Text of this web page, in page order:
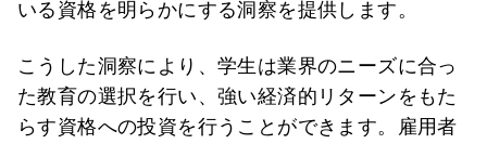
いる資格を明らかにする洞察を提供します。
こうした洞察により、学生は業界のニーズに合っ
た教育の選択を行い、強い経済的リターンをもた
らす資格への投資を行うことができます。雇用者